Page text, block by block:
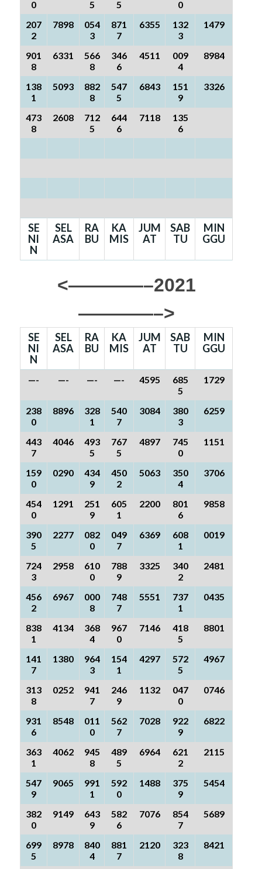
0 5 5
0
207
2
7898
054
3
871
7
6355
132
3
1479
901
8
6331
566
8
346
6
4511
009
4
8984
138
1
5093
882
8
547
5
6843
151
9
3326
473
8
2608
712
5
644
6
7118
135
6
SE
NI
N
SEL
ASA
RA
BU
KA
MIS
JUM
AT
SAB
TU
MIN
GGU
<————–2021
————–>
SE
NI
N
SEL
ASA
RA
BU
KA
MIS
JUM
AT
SAB
TU
MIN
GGU
—- —- —- —- 4595
685
5
1729
238
0
8896
328
1
540
7
3084
380
3
6259
443
7
4046
493
5
767
5
4897
745
0
1151
159
0
0290
434
9
450
2
5063
350
4
3706
454
0
1291
251
9
605
1
2200
801
6
9858
390
5
2277
082
0
049
7
6369
608
1
0019
724
3
2958
610
0
788
9
3325
340
2
2481
456
2
6967
000
8
748
7
5551
737
1
0435
838
1
4134
368
4
967
0
7146
418
5
8801
141
7
1380
964
3
154
1
4297
572
5
4967
313
8
0252
941
7
246
9
1132
047
0
0746
931
6
8548
011
0
562
7
7028
922
9
6822
363
1
4062
945
8
489
5
6964
621
2
2115
547
9
9065
991
1
592
0
1488
375
9
5454
382
0
9149
643
9
582
6
7076
854
7
5689
699
5
8978
840
4
881
7
2120
323
8
8421